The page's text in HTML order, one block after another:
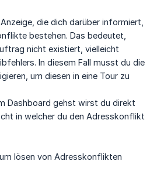
die dich darüber informiert,
bestehen. Das bedeutet,
nicht existiert, vielleicht
In diesem Fall musst du die
um diesen in eine Tour zu
Dashboard gehst wirst du direkt
in welcher du den Adresskonflikt
lösen von Adresskonflikten